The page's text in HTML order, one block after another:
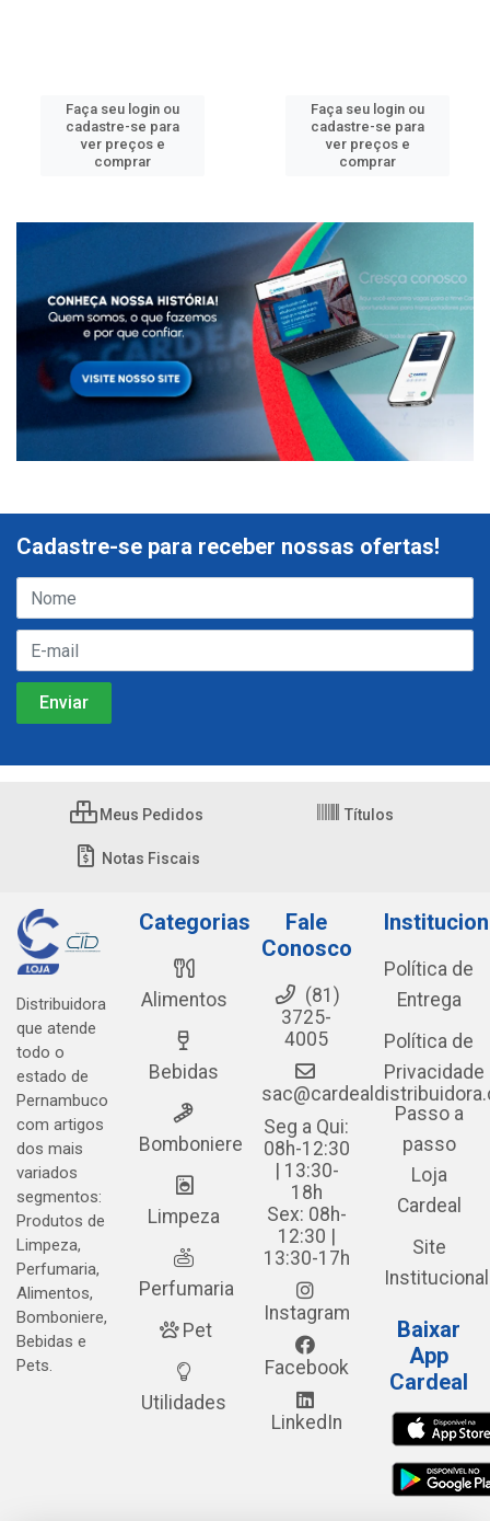
Faça seu login ou
cadastre-se para
ver preços e
comprar
Faça seu login ou
cadastre-se para
ver preços e
comprar
Cadastre-se para receber nossas ofertas!
Meus Pedidos Títulos
Notas Fiscais
Distribuidora
que atende
todo o
estado de
Pernambuco
com artigos
dos mais
variados
segmentos:
Produtos de
Limpeza,
Perfumaria,
Alimentos,
Bomboniere,
Bebidas e
Pets.
Categorias
Alimentos
Bebidas
Bomboniere
Limpeza
Perfumaria
Pet
Utilidades
Fale
Conosco
(81)
3725-
4005
Seg a Qui:
08h-12:30
| 13:30-
18h
Sex: 08h-
12:30 |
13:30-17h
Instagram
Facebook
LinkedIn
Política de
Entrega
Política de
Privacidade
Passo a
passo
Loja
Cardeal
Site
Institucional
Baixar
App
Cardeal